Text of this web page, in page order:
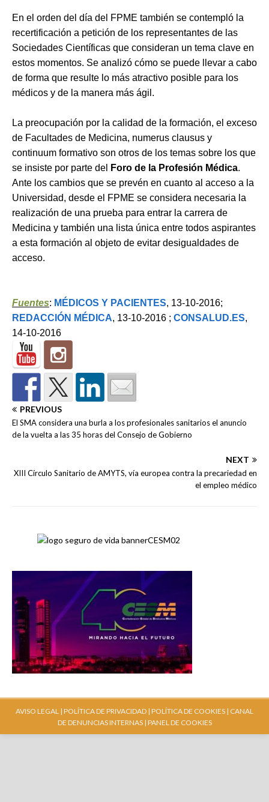
En el orden del día del FPME también se contempló la
recertificación a petición de los representantes de las
Sociedades Científicas que consideran un tema clave en
estos momentos. Se analizó cómo se puede llevar a cabo
de forma que resulte lo más atractivo posible para los
médicos y de la manera más ágil.
La preocupación por la calidad de la formación, el exceso
de Facultades de Medicina, numerus clausus y
continuum formativo son otros de los temas sobre los que
se insiste por parte del
Foro de la Profesión Médica.
Ante los cambios que se prevén en cuanto al acceso a la
Universidad, desde el FPME se considera necesaria la
realización de una prueba para entrar la carrera de
Medicina y también una lista única entre todos aspirantes
a esta formación al objeto de evitar desigualdades de
acceso.
Fuentes: MÉDICOS Y PACIENTES, 13-10-2016;
REDACCIÓN MÉDICA, 13-10-2016 ; CONSALUD.ES,
14-10-2016
PREVIOUS
El SMA considera una burla a los profesionales sanitarios el anuncio
de la vuelta a las 35 horas del Consejo de Gobierno
NEXT
XIII Círculo Sanitario de AMYTS, vía europea contra la precariedad en
el empleo médico
AVISO LEGAL | POLÍTICA DE PRIVACIDAD | POLÍTICA DE COOKIES | CANAL
DE DENUNCIAS INTERNAS| PANEL DE COOKIES